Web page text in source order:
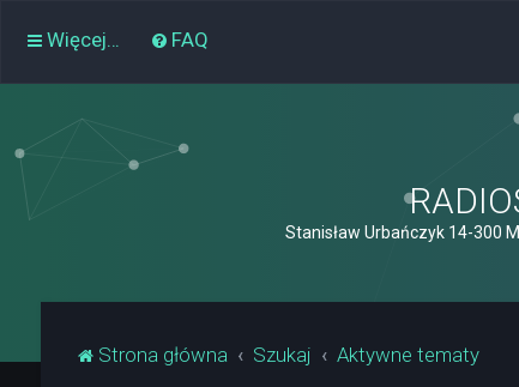
Więcej… FAQ
Stanisław Urbańczyk 14-300
Strona główna Szukaj Aktywne tematy